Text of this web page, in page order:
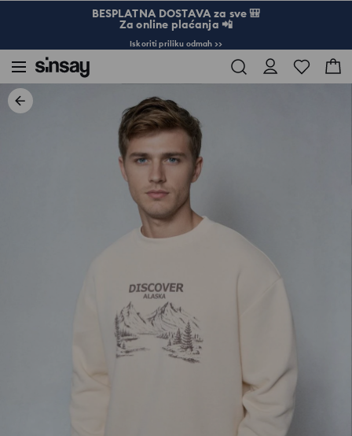
BESPLATNA DOSTAVA za sve 🎒
Za online plaćanja 📲
Iskoriti priliku odmah >>